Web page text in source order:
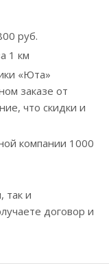
руб.
1 км
«Юта»
заказе от
что скидки и
компании 1000
так и
договор и